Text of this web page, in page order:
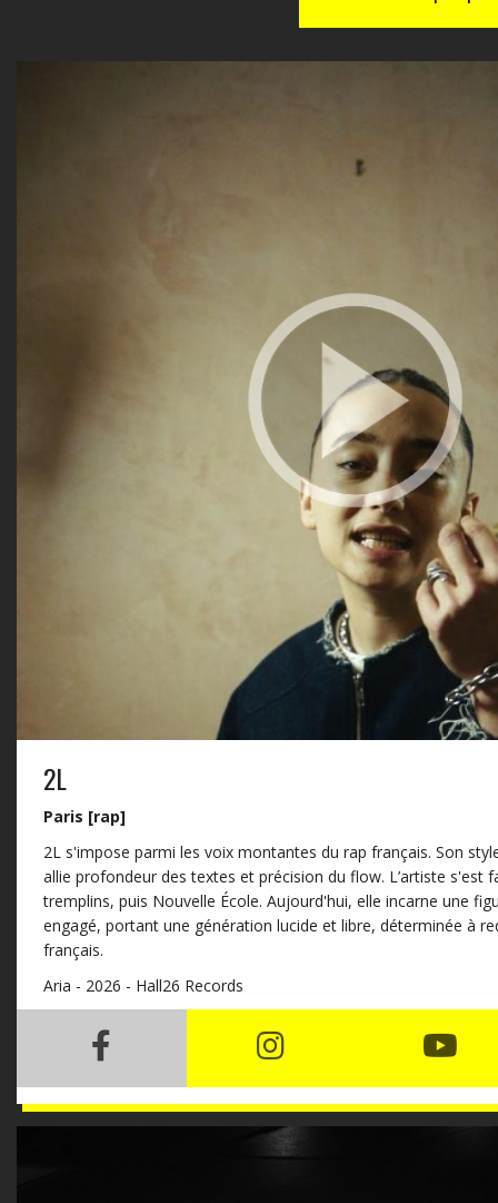
2L
Paris [rap]
2L s'impose parmi les voix montantes du rap français. Son
allie profondeur des textes et précision du flow. L’artiste s'est
tremplins, puis Nouvelle École. Aujourd'hui, elle incarne une
engagé, portant une génération lucide et libre, déterminée à
français.
Aria - 2026 - Hall26 Records